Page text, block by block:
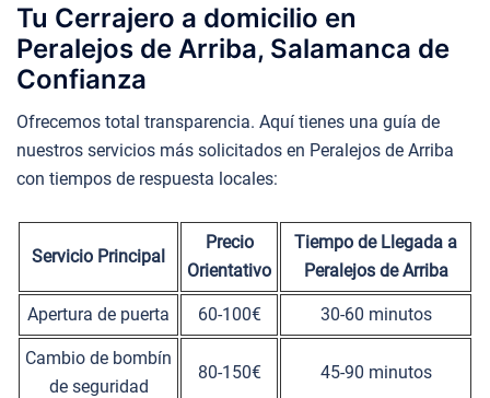
Tu Cerrajero a domicilio en
Peralejos de Arriba, Salamanca de
Confianza
Ofrecemos total transparencia. Aquí tienes una guía de
nuestros servicios más solicitados en Peralejos de Arriba
con tiempos de respuesta locales:
Servicio Principal
Precio
Orientativo
Tiempo de Llegada a
Peralejos de Arriba
Apertura de puerta 60-100€ 30-60 minutos
Cambio de bombín
de seguridad
80-150€ 45-90 minutos